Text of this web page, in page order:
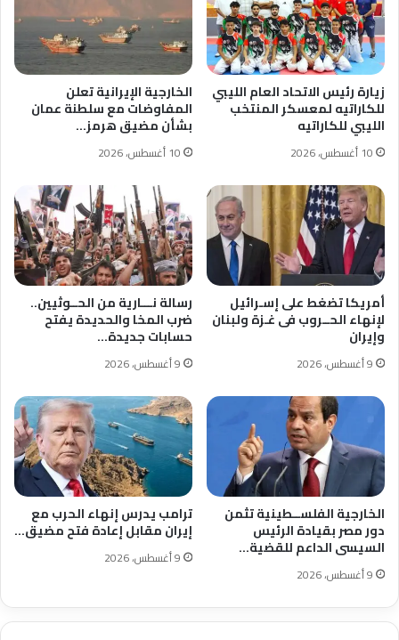
زيارة رئيس الاتحاد العام الليبي
للكاراتيه لمعسكر المنتخب
الليبي للكاراتيه
10 أغسطس، 2026
الخارجية الإيرانية تعلن
المفاوضات مع سلطنة عمان
بشأن مضيق هرمز…
10 أغسطس، 2026
أمريكا تضغط على إسـرائيل
لإنهاء الحــروب فى غـزة ولبنان
وإيران
9 أغسطس، 2026
رسالة نـــارية من الحــوثيين..
ضرب المخا والحديدة يفتح
حسابات جديدة…
9 أغسطس، 2026
الخارجية الفلســطينية تثمن
دور مصر بقيادة الرئيس
السيسى الداعم للقضية…
9 أغسطس، 2026
ترامب يدرس إنهاء الحرب مع
إيران مقابل إعادة فتح مضيق…
9 أغسطس، 2026